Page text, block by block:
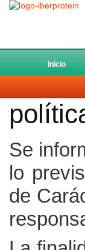
Inicio
Se
lo
de